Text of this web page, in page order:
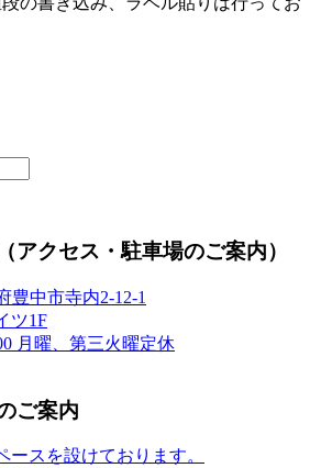
（アクセス・駐車場のご案内）
豊中市寺内2-12-1
ツ1F
月曜、第三火曜定休
ご案内
ースを設けております。